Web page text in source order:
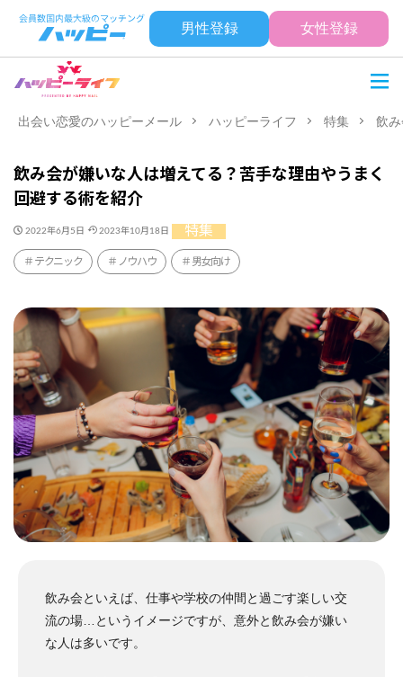
男性登録 女性登録
出会い恋愛のハッピーメール ハッピーライフ 特集 飲
飲み会が嫌いな人は増えてる？苦手な理由やうまく
回避する術を紹介
2022年6月5日 2023年10月18日 特集
テクニック ノウハウ 男女向け
飲み会といえば、仕事や学校の仲間と過ごす楽しい交
流の場…というイメージですが、意外と飲み会が嫌い
な人は多いです。